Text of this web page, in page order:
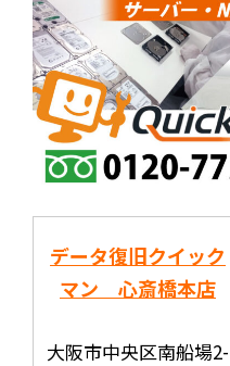
データ復旧クイック
マン 心斎橋本店
大阪市中央区南船場2-